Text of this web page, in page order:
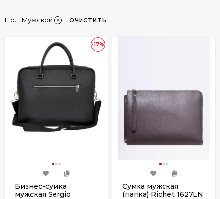
Пол: Мужской ОЧИСТИТЬ
-17%
Бизнес-сумка
мужская Sergio
Сумка мужская
(папка) Richet 1627LN